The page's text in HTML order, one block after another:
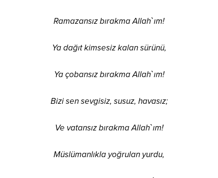
Ramazansız bırakma Allah`ım!
Ya dağıt kimsesiz kalan sürünü,
Ya çobansız bırakma Allah`ım!
Bizi sen sevgisiz, susuz, havasız;
Ve vatansız bırakma Allah`ım!
Müslümanlıkla yoğrulan yurdu,